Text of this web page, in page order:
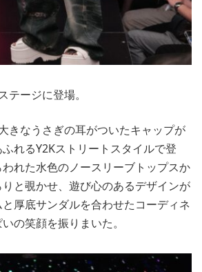
テージに登場。
きなうさぎの耳がついたキャップが
れるY2Kストリートスタイルで登
れた水色のノースリーブトップスか
と覗かせ、遊び心のあるデザインが
厚底サンダルを合わせたコーディネ
の笑顔を振りまいた。